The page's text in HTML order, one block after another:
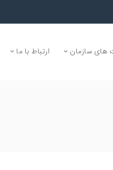
های سازمان ارتباط با ما